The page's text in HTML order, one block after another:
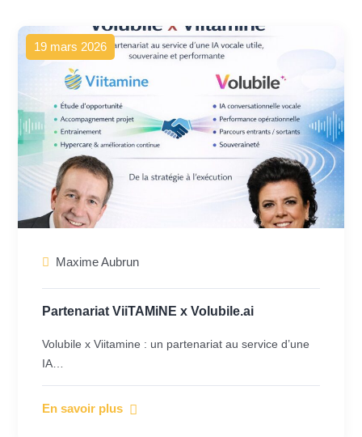
19 mars 2026
Maxime Aubrun
Partenariat ViiTAMiNE x Volubile.ai
Volubile x Viitamine : un partenariat au service d’une
IA…
En savoir plus